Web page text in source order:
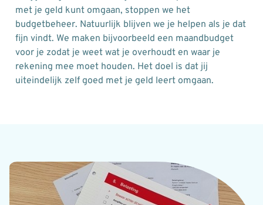
met je geld kunt omgaan, stoppen we het
budgetbeheer. Natuurlijk blijven we je helpen als je dat
fijn vindt. We maken bijvoorbeeld een maandbudget
voor je zodat je weet wat je overhoudt en waar je
rekening mee moet houden. Het doel is dat jij
uiteindelijk zelf goed met je geld leert omgaan.